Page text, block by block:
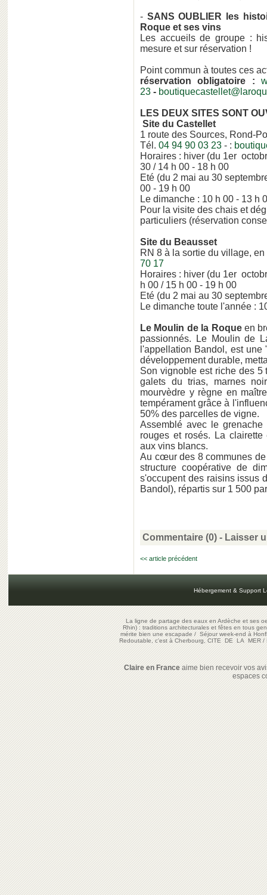
- SANS OUBLIER les
Roque et ses vins
Les accueils de groupe :
mesure et sur réservation !
Point commun à toutes ces
réservation obligatoire :
23 -
LES DEUX SITES SONT
Site du Castellet
1 route des Sources, Rond-
Tél. 04 94 90 03 23 - :
Horaires : hiver (du 1er
30 / 14 h 00 - 18 h 00
Eté (du 2 mai au 30
00 - 19 h 00
Le dimanche : 10 h 00 - 13 h
Pour la visite des chais et
particuliers (réservation
Site du Beausset
RN 8 à la sortie du village,
70 17
Horaires : hiver (du 1er
h 00 / 15 h 00 - 19 h 00
Eté (du 2 mai au 30
Le dimanche toute l'année :
Le Moulin de la Roqueen
passionnés. Le Moulin de
l'appellation Bandol, est
développement durable,
Son vignoble est riche des 5
galets du trias, marnes
mourvèdre y règne en
tempérament grâce à
50% des parcelles de vigne.
Assemblé avec le
rouges et rosés. La
aux vins blancs.
Au cœur des 8 communes
structure coopérative de
s'occupent des raisins issus
Bandol), répartis sur 1 500
Commentaire (0) - Laisser
<< article précédent
Hébergement & Support
La ligne de partage des eaux en Ardèche et ses
Rhin) : traditions architecturales et fêtes en tous
mérite bien une escapade/Séjour week-end à
Redoutable, c'est à Cherbourg, CITE DE LA MER/
Claire en Franceaime bien recevoir vos
espaces